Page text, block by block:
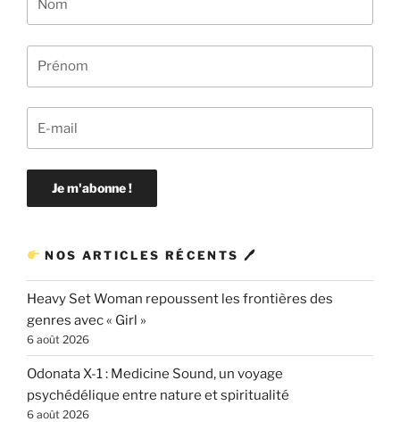
NOS ARTICLES RÉCENTS 🖊
Heavy Set Woman repoussent les frontières des
genres avec « Girl »
6 août 2026
Odonata X-1 : Medicine Sound, un voyage
psychédélique entre nature et spiritualité
6 août 2026